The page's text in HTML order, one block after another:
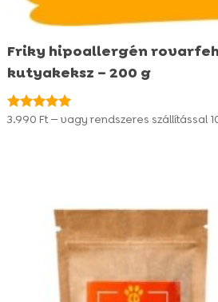
Friky hipoallergén
kutyakeksz – 200 g
Értékelés:
3.990 Ft — vagy rendszeres szállítással